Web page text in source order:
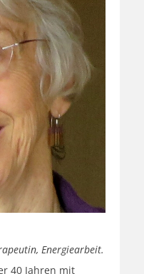
Energiearbeit.
40 Jahren mit